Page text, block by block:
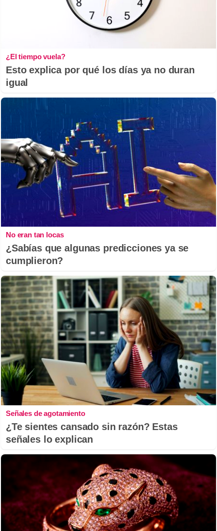
¿El tiempo vuela?
Esto explica por qué los días ya no duran
igual
No eran tan locas
¿Sabías que algunas predicciones ya se
cumplieron?
Señales de agotamiento
¿Te sientes cansado sin razón? Estas
señales lo explican